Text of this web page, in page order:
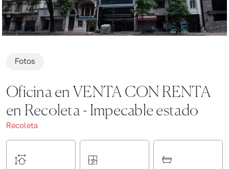
Fotos
Oficina en VENTA CON RENTA
en Recoleta - Impecable estado
Recoleta